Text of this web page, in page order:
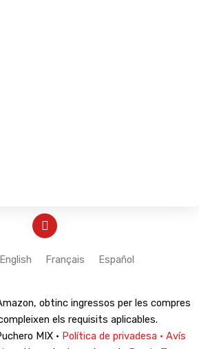
Y
o
t
English Français Español
obtinc ingressos per les compres
els requisits aplicables.
MIX · Política de privadesa · Avís